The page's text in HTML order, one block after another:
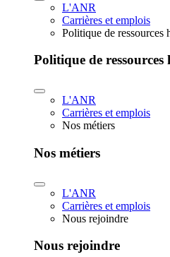
L'ANR
Carrières et emplois
Politique de ressources
Politique de ressources
L'ANR
Carrières et emplois
Nos métiers
Nos métiers
L'ANR
Carrières et emplois
Nous rejoindre
Nous rejoindre